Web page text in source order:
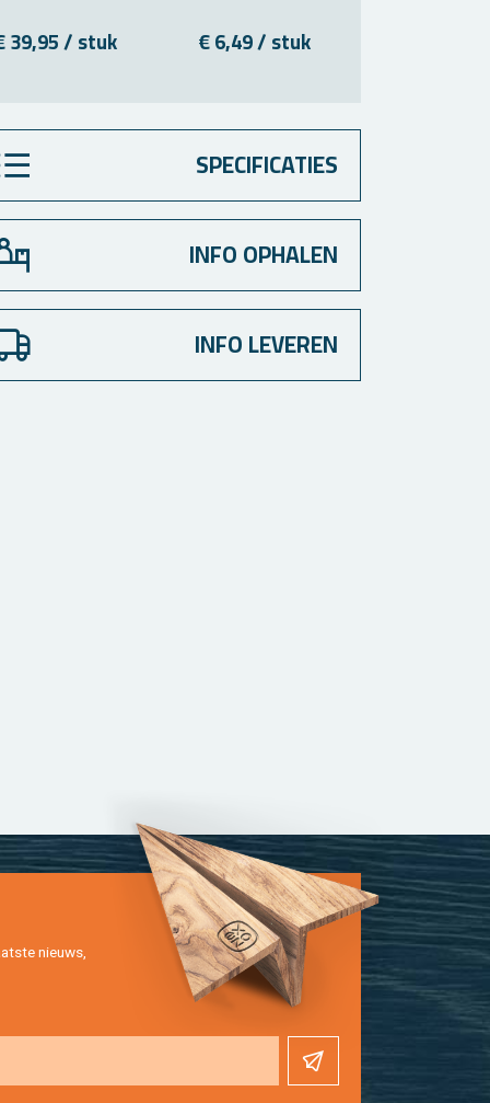
39,95 / stuk € 6,49 / stuk
SPECIFICATIES
INFO OPHALEN
INFO LEVEREN
nieuws,